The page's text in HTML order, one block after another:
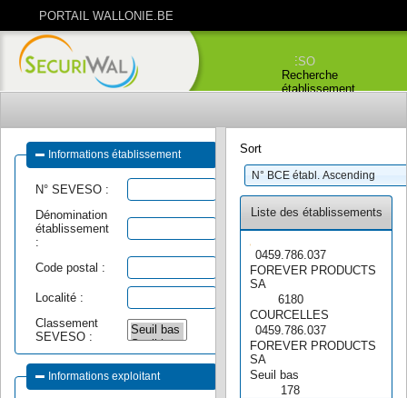
PORTAIL WALLONIE.BE
FEDERATION WALLONIE-BRUXELLES
PORTAIL ENVIRONNEMENT
PORTAIL SEVESO
Recherche
établissement
Informations établissement
N° SEVESO :
Dénomination
établissement
:
Code postal :
Localité :
Classement
SEVESO :
Informations exploitant
Sort
Liste des établissements
0459.786.037
FOREVER PRODUCTS
SA
6180
COURCELLES
0459.786.037
FOREVER PRODUCTS
SA
Seuil bas
178